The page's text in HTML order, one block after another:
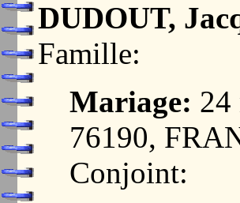
DUDOUT,
Famille:
Mariage: 24
76190,
Conjoint: